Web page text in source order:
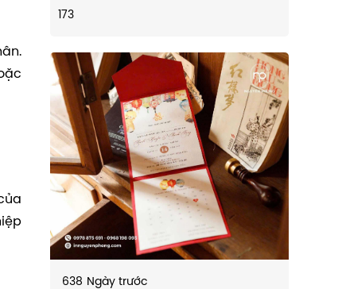
173
638 Ngày trước